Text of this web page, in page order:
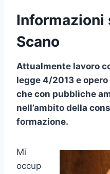
Informazioni
Scano
Attualmente lavoro
legge 4/2013 e
che con pubbliche
nell’ambito della
formazione.
Mi
occup